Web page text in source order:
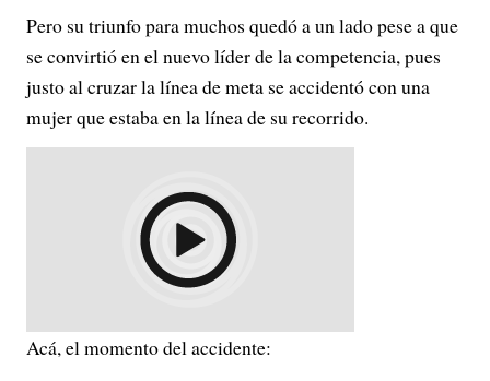
Pero su triunfo para muchos quedó a un lado pese a que
se convirtió en el nuevo líder de la competencia, pues
justo al cruzar la línea de meta se accidentó con una
mujer que estaba en la línea de su recorrido.
Acá, el momento del accidente: